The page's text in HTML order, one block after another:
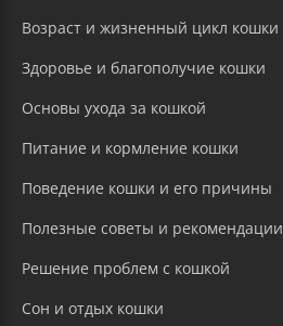
Возраст и жизненный цикл кошки
Здоровье и благополучие кошки
Основы ухода за кошкой
Питание и кормление кошки
Поведение кошки и его причины
Полезные советы и рекомендации
Решение проблем с кошкой
Сон и отдых кошки